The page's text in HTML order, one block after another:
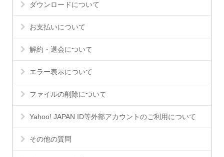
ダウンロードについて
お支払いについて
解約・退会について
エラー表示について
ファイルの削除について
Yahoo! JAPAN ID等外部アカウントのご利用について
その他の質問